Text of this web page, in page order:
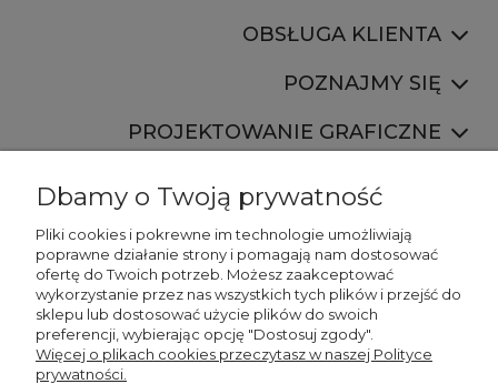
OBSŁUGA KLIENTA
POZNAJMY SIĘ
PROJEKTOWANIE GRAFICZNE
887 750 445
536 346 177
Dbamy o Twoją prywatność
Pliki cookies i pokrewne im technologie umożliwiają
poprawne działanie strony i pomagają nam dostosować
ofertę do Twoich potrzeb. Możesz zaakceptować
wykorzystanie przez nas wszystkich tych plików i przejść do
sklepu lub dostosować użycie plików do swoich
preferencji, wybierając opcję "Dostosuj zgody".
Więcej o plikach cookies przeczytasz w naszej Polityce
prywatności.